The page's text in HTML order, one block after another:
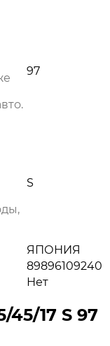
97
S
ЯПОНИЯ
89896109240
Нет
17 S 97